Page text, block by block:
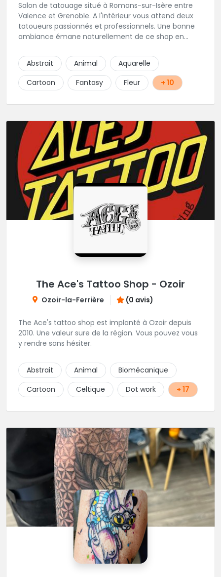
Salon de tatouage situé à Romans-sur-Isère entre
Valence et Grenoble. A l'intérieur vous attend deux
tatoueurs passionnés et professionnels. Une bonne
ambiance émane naturellement de ce shop en
Abstrait
Animal
Aquarelle
Cartoon
Fantasy Fleur + 10
The Ace's Tattoo Shop - Ozoir
Ozoir-la-Ferrière (0 avis)
The Ace's tattoo shop est implanté à Ozoir depuis
2010. Une valeur sure de la région. Vous pouvez vous
y rendre sans hésiter.
Abstrait Animal
Biomécanique
Cartoon
Celtique Dot work + 17